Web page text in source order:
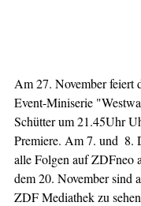
Am 27. November feiert
Event-Miniserie
Schütter um 21.45Uhr
Premiere. Am 7. und  8.
alle Folgen auf ZDFneo
dem 20. November sind
ZDF Mediathek zu